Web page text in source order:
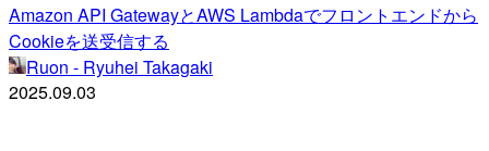
Amazon API GatewayとAWS Lambdaでフロントエンドから
Cookieを送受信する
Ruon - Ryuhei Takagaki
2025.09.03